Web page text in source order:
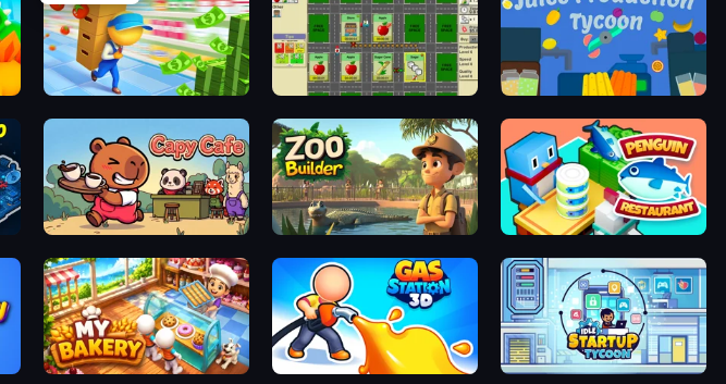
Idle Dino Farm Tycoon Simulator 3D Supermarket Empire Supply Chain Idle Juice Production Tycoon
Capy Cafe Zoo Builder Penguin Restaurant
My bakery Gas Station 3D Idle Startup Tycoon